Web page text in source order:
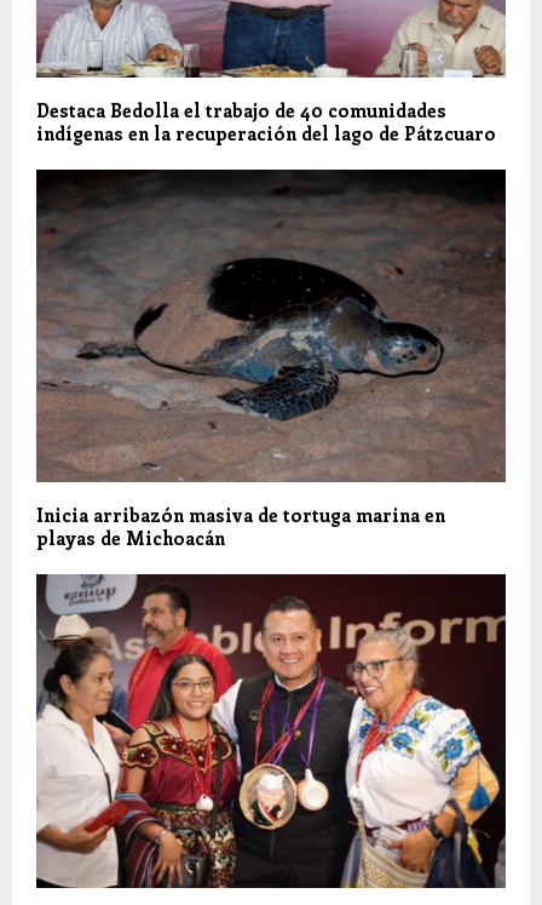
Destaca Bedolla el trabajo de 40 comunidades
indígenas en la recuperación del lago de Pátzcuaro
Inicia arribazón masiva de tortuga marina en
playas de Michoacán